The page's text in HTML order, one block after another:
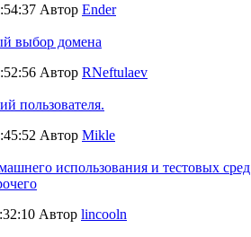
Автор Ender
выбор домена
Автор RNeftulaev
пользователя.
Автор Mikle
использования и тестовых
Автор lincooln